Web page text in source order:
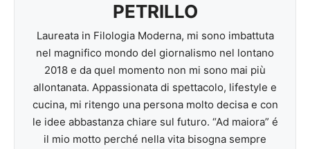
PETRILLO
Laureata in Filologia Moderna, mi sono imbattuta
nel magnifico mondo del giornalismo nel lontano
2018 e da quel momento non mi sono mai più
allontanata. Appassionata di spettacolo, lifestyle e
cucina, mi ritengo una persona molto decisa e con
le idee abbastanza chiare sul futuro. “Ad maiora” é
il mio motto perché nella vita bisogna sempre